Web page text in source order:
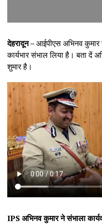
देहरादून –आईपीएस अभिनव कुमार
कार्यभार संभाल लिया है। बता दें
शुमार है।
IPS अभिनव कुमार ने संभाला